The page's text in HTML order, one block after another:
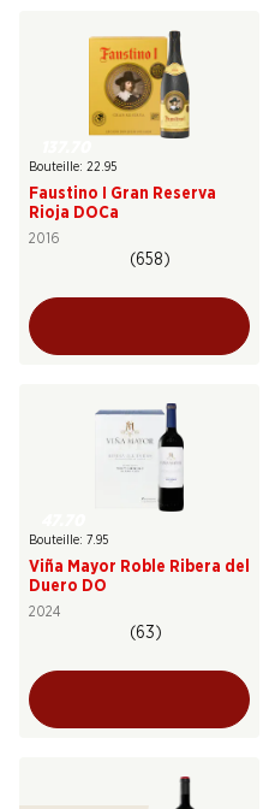
Bouteille: 22.95
Faustino I Gran Reserva
Rioja DOCa
2016
(658)
Bouteille: 7.95
Viña Mayor Roble Ribera del
Duero DO
2024
(63)